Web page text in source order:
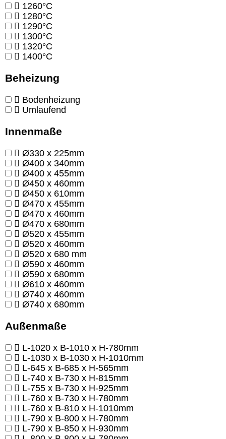
1260°C
1280°C
1290°C
1300°C
1320°C
1400°C
Beheizung
Bodenheizung
Umlaufend
Innenmaße
Ø330 x 225mm
Ø400 x 340mm
Ø400 x 455mm
Ø450 x 460mm
Ø450 x 610mm
Ø470 x 455mm
Ø470 x 460mm
Ø470 x 680mm
Ø520 x 455mm
Ø520 x 460mm
Ø520 x 680 mm
Ø590 x 460mm
Ø590 x 680mm
Ø610 x 460mm
Ø740 x 460mm
Ø740 x 680mm
Außenmaße
L-1020 x B-1010 x H-780mm
L-1030 x B-1030 x H-1010mm
L-645 x B-685 x H-565mm
L-740 x B-730 x H-815mm
L-755 x B-730 x H-925mm
L-760 x B-730 x H-780mm
L-760 x B-810 x H-1010mm
L-790 x B-800 x H-780mm
L-790 x B-850 x H-930mm